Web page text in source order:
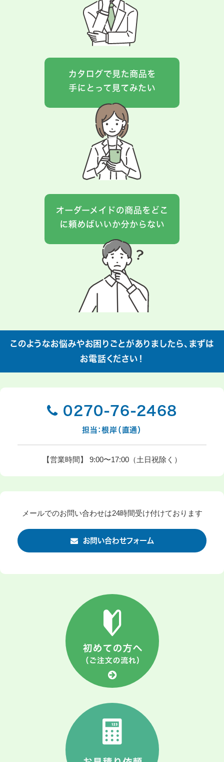
このようなお悩みやお困りごとがありましたら、まずは
お電話ください！
0270-76-2468
担当：根岸（直通）
【営業時間】 9:00〜17:00（土日祝除く）
メールでのお問い合わせは24時間受け付けております
お問い合わせフォーム